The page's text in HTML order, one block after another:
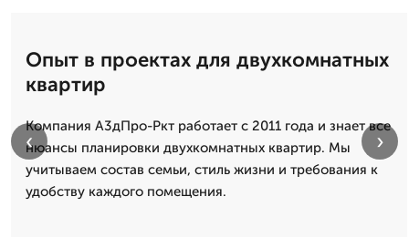
Опыт в проектах для двухкомнатных
квартир
Компания А3дПро-Ркт работает с 2011 года и знает все
нюансы планировки двухкомнатных квартир. Мы
учитываем состав семьи, стиль жизни и требования к
удобству каждого помещения.
‹ ›